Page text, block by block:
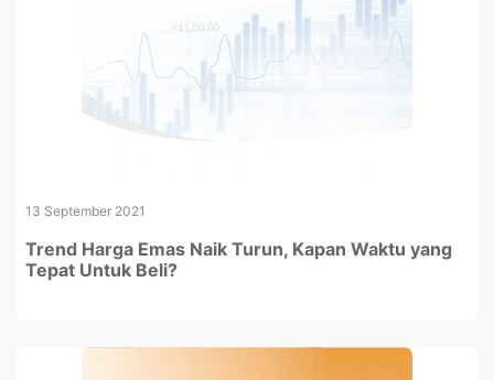
13 September 2021
Trend Harga Emas Naik Turun, Kapan Waktu yang
Tepat Untuk Beli?